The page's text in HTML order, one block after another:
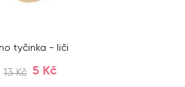
tyčinka - liči
13 Kč 5 Kč